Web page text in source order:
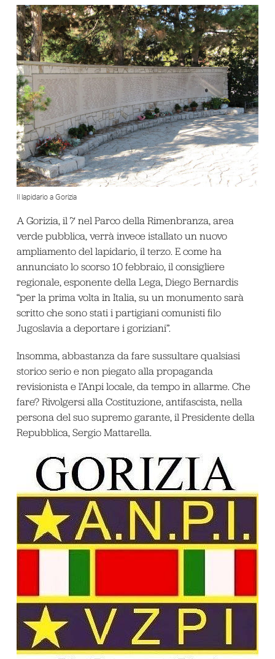
Il lapidario a Gorizia
A Gorizia, il 7 nel Parco della Rimenbranza, area
verde pubblica, verrà invece istallato un nuovo
ampliamento del lapidario, il terzo. E come ha
annunciato lo scorso 10 febbraio, il consigliere
regionale, esponente della Lega, Diego Bernardis
“per la prima volta in Italia, su un monumento sarà
scritto che sono stati i partigiani comunisti filo
Jugoslavia a deportare i goriziani”.
Insomma, abbastanza da fare sussultare qualsiasi
storico serio e non piegato alla propaganda
revisionista e l’Anpi locale, da tempo in allarme. Che
fare? Rivolgersi alla Costituzione, antifascista, nella
persona del suo supremo garante, il Presidente della
Repubblica, Sergio Mattarella.